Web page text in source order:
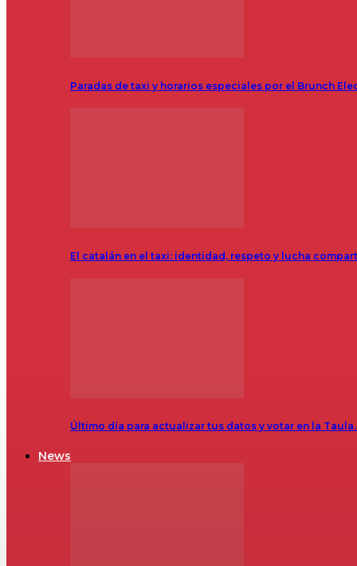
Paradas de taxi y horarios especiales por el Brunch
El catalán en el taxi: identidad, respeto y lucha
Último día para actualizar tus datos y votar en la
News